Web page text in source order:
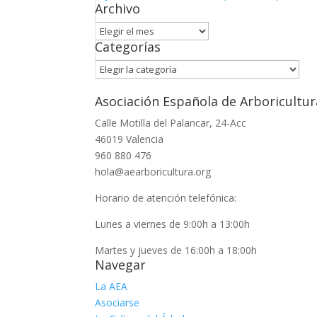
Archivo
Archivo
Categorías
Categorías
Asociación Española de
Calle Motilla del Palancar, 24-Acc
46019 Valencia
960 880 476
hola@aearboricultura.org
Horario de atención telefónica:
Lunes a viernes de 9:00h a 13:00h
Martes y jueves de 16:00h a 18:00h
Navegar
La AEA
Asociarse